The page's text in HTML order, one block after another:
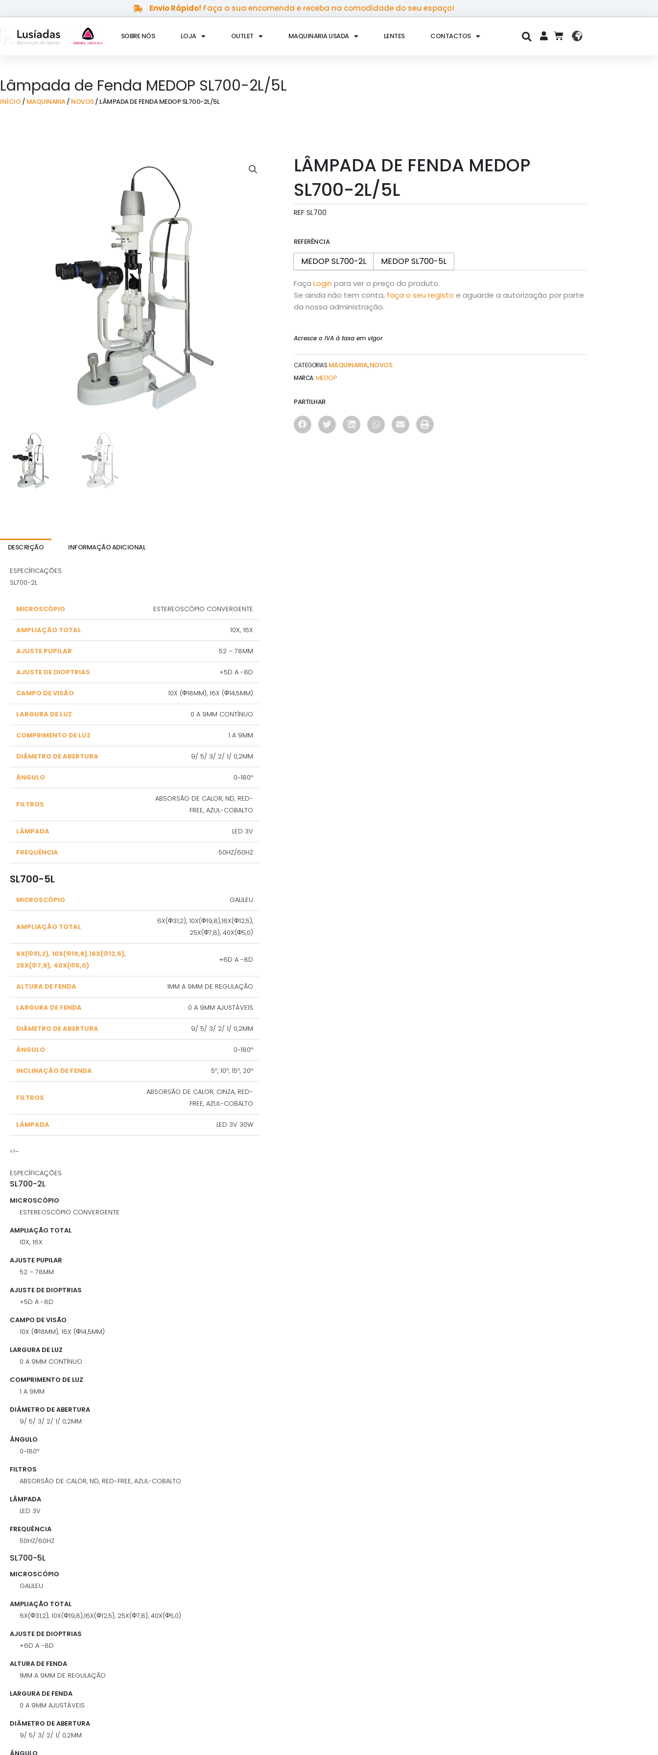
to
content
Envio Rápido! Faça a sua encomenda e receba na comodidade do seu espaço!
SOBRE NÓS LOJA OUTLET MAQUINARIA USADA LENTES CONTACTOS CART
Lâmpada de Fenda MEDOP SL700-2L/5L
INÍCIO / MAQUINARIA/ NOVOS/ LÂMPADA DE FENDA MEDOP SL700-2L/5L
DESCRIÇÃO INFORMAÇÃO ADICIONAL
ESPECÍFICAÇÕES
SL700-2L
MICROSCÓPIO ESTEREOSCÓPIO CONVERGENTE
AMPLIAÇÃO TOTAL 10X, 16X
AJUSTE PUPILAR 52 – 78MM
AJUSTE DE DIOPTRIAS +5D A -8D
CAMPO DE VISÃO 10X (Φ18MM), 16X (Φ14,5MM)
LARGURA DE LUZ 0 A 9MM CONTÍNUO
COMPRIMENTO DE LUZ 1 A 9MM
DIÂMETRO DE ABERTURA 9/ 5/ 3/ 2/ 1/ 0,2MM
ÂNGULO 0~180º
FILTROS
ABSORSÃO DE CALOR, ND, RED-
FREE, AZUL-COBALTO
LÂMPADA LED 3V
FREQUÊNCIA 50HZ/60HZ
SL700-5L
MICROSCÓPIO GALILEU
AMPLIAÇÃO TOTAL
6X(Φ31,2), 10X(Φ19,8),16X(Φ12,5),
25X(Φ7,8), 40X(Φ5,0)
6X(Φ31,2), 10X(Φ19,8),16X(Φ12,5),
25X(Φ7,8), 40X(Φ5,0)
+6D A -8D
ALTURA DE FENDA 1MM A 9MM DE REGULAÇÃO
LARGURA DE FENDA 0 A 9MM AJUSTÁVEIS
DIÂMETRO DE ABERTURA 9/ 5/ 3/ 2/ 1/ 0,2MM
ÂNGULO 0~180º
INCLINAÇÃO DE FENDA 5º, 10º, 15º, 20º
FILTROS
ABSORSÃO DE CALOR, CINZA, RED-
FREE, AZUL-COBALTO
LÂMPADA LED 3V 30W
<!–
ESPECÍFICAÇÕES
SL700-2L
MICROSCÓPIO
ESTEREOSCÓPIO CONVERGENTE
AMPLIAÇÃO TOTAL
10X, 16X
AJUSTE PUPILAR
52 – 78MM
AJUSTE DE DIOPTRIAS
+5D A -8D
CAMPO DE VISÃO
10X (Φ18MM), 16X (Φ14,5MM)
LARGURA DE LUZ
0 A 9MM CONTÍNUO
COMPRIMENTO DE LUZ
1 A 9MM
DIÂMETRO DE ABERTURA
9/ 5/ 3/ 2/ 1/ 0,2MM
ÂNGULO
0~180º
FILTROS
ABSORSÃO DE CALOR, ND, RED-FREE, AZUL-COBALTO
LÂMPADA
LED 3V
FREQUÊNCIA
50HZ/60HZ
SL700-5L
MICROSCÓPIO
GALILEU
AMPLIAÇÃO TOTAL
6X(Φ31,2), 10X(Φ19,8),16X(Φ12,5), 25X(Φ7,8), 40X(Φ5,0)
AJUSTE DE DIOPTRIAS
+6D A -8D
ALTURA DE FENDA
1MM A 9MM DE REGULAÇÃO
LARGURA DE FENDA
0 A 9MM AJUSTÁVEIS
DIÂMETRO DE ABERTURA
9/ 5/ 3/ 2/ 1/ 0,2MM
LÂMPADA DE FENDA MEDOP
SL700-2L/5L
REF SL700
REFERÊNCIA
MEDOP SL700-2L MEDOP SL700-5L
Faça Login para ver o preço do produto.
Se ainda não tem conta, faça o seu registo e aguarde a autorização por parte
da nossa administração.
Acresce o IVA à taxa em vigor
CATEGORIAS MAQUINARIA,NOVOS
MARCA:MEDOP
PARTILHAR